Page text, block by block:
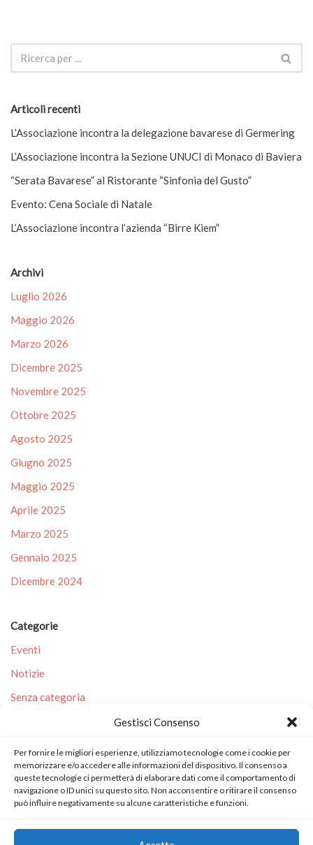
Gestisci Consenso
Per fornire le migliori esperienze, utilizziamo tecnologie come i cookie per
memorizzare e/o accedere alle informazioni del dispositivo. Il consenso a
queste tecnologie ci permetterà di elaborare dati come il comportamento di
navigazione o ID unici su questo sito. Non acconsentire o ritirare il consenso
può influire negativamente su alcune caratteristiche e funzioni.
Articoli recenti
L’Associazione incontra la delegazione bavarese di Germering
L’Associazione incontra la Sezione UNUCI di Monaco di Baviera
“Serata Bavarese” al Ristorante “Sinfonia del Gusto”
Evento: Cena Sociale di Natale
L’Associazione incontra l’azienda “Birre Kiem”
Archivi
Luglio 2026
Maggio 2026
Marzo 2026
Dicembre 2025
Novembre 2025
Ottobre 2025
Agosto 2025
Giugno 2025
Maggio 2025
Aprile 2025
Marzo 2025
Gennaio 2025
Dicembre 2024
Categorie
Eventi
Notizie
Senza categoria
Accedi
Feed dei contenuti